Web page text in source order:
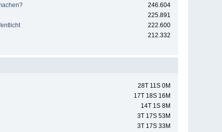
246.604
225.891
222.600
212.332
28T 11S 0M
17T 18S 16M
14T 1S 8M
3T 17S 53M
3T 17S 33M